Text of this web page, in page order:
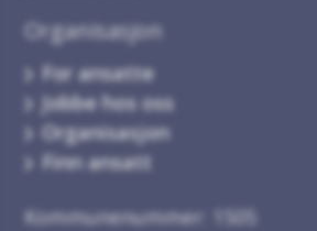
Organisasjon
For ansatte
Jobbe hos oss
Organisasjon
Finn ansatt
Kommunenummer: 1505